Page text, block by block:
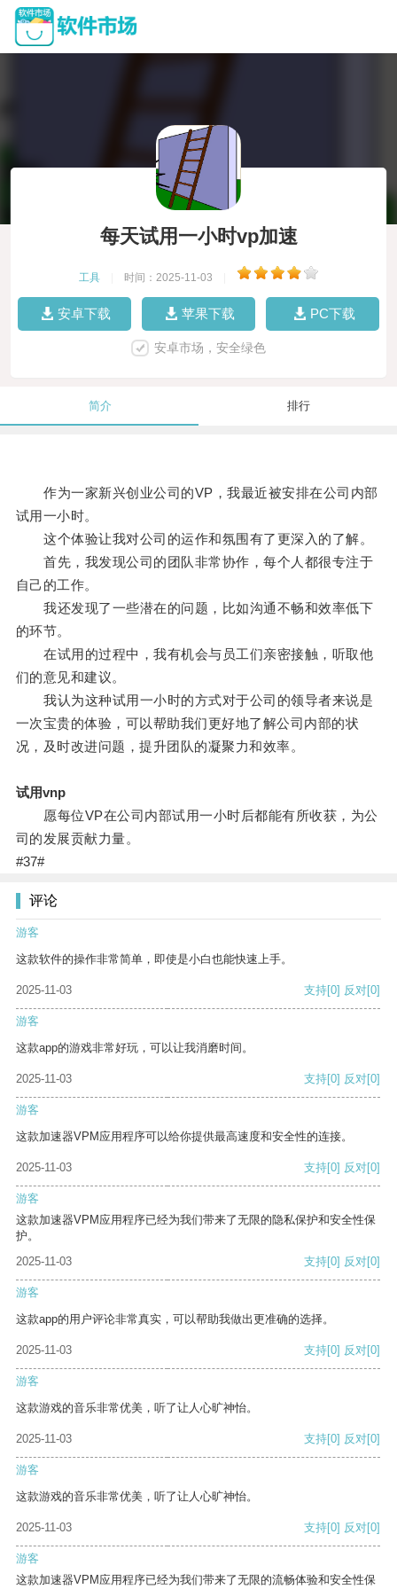
每天试用一小时vp加速
工具 时间：2025-11-03
安卓下载 苹果下载 PC下载
安卓市场，安全绿色
简介 排行
作为一家新兴创业公司的VP，我最近被安排在公司内部
试用一小时。
这个体验让我对公司的运作和氛围有了更深入的了解。
首先，我发现公司的团队非常协作，每个人都很专注于
自己的工作。
我还发现了一些潜在的问题，比如沟通不畅和效率低下
的环节。
在试用的过程中，我有机会与员工们亲密接触，听取他
们的意见和建议。
我认为这种试用一小时的方式对于公司的领导者来说是
一次宝贵的体验，可以帮助我们更好地了解公司内部的状
况，及时改进问题，提升团队的凝聚力和效率。
试用vnp
愿每位VP在公司内部试用一小时后都能有所收获，为公
司的发展贡献力量。
#37#
评论
游客
这款软件的操作非常简单，即使是小白也能快速上手。
2025-11-03 支持[0] 反对[0]
游客
这款app的游戏非常好玩，可以让我消磨时间。
2025-11-03 支持[0] 反对[0]
游客
这款加速器VPM应用程序可以给你提供最高速度和安全性的连接。
2025-11-03 支持[0] 反对[0]
游客
这款加速器VPM应用程序已经为我们带来了无限的隐私保护和安全性保
护。
2025-11-03
支持[0] 反对[0]
游客
这款app的用户评论非常真实，可以帮助我做出更准确的选择。
2025-11-03 支持[0] 反对[0]
游客
这款游戏的音乐非常优美，听了让人心旷神怡。
2025-11-03 支持[0] 反对[0]
游客
这款游戏的音乐非常优美，听了让人心旷神怡。
2025-11-03 支持[0] 反对[0]
游客
这款加速器VPM应用程序已经为我们带来了无限的流畅体验和安全性保